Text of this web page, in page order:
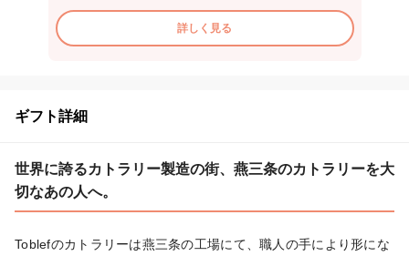
詳しく見る
ギフト詳細
世界に誇るカトラリー製造の街、燕三条のカトラリーを大
切なあの人へ。
Toblefのカトラリーは燕三条の工場にて、職人の手により形にな